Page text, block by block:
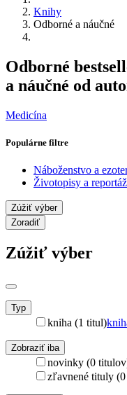
Knihy
Odborné a náučné
Odborné
a náučné od
Medicína
Populárne filtre
Náboženstvo a
Životopisy a
Zúžiť výber
Zoradiť
Zúžiť výber
Typ
kniha (1 titul)
Zobraziť iba
novinky (0
zľavnené tituly